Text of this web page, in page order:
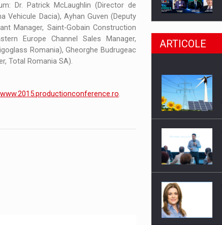
Dr. Patrick McLaughlin (Director de
Vehicule Dacia), Ayhan Guven (Deputy
Manager, Saint-Gobain Construction
Europe Channel Sales Manager,
Romania), Gheorghe Budrugeac
Total Romania SA).
www.2015.productionconference.ro.
ARTICOLE